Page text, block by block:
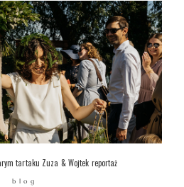
tartaku Zuza & Wojtek reportaż
blog